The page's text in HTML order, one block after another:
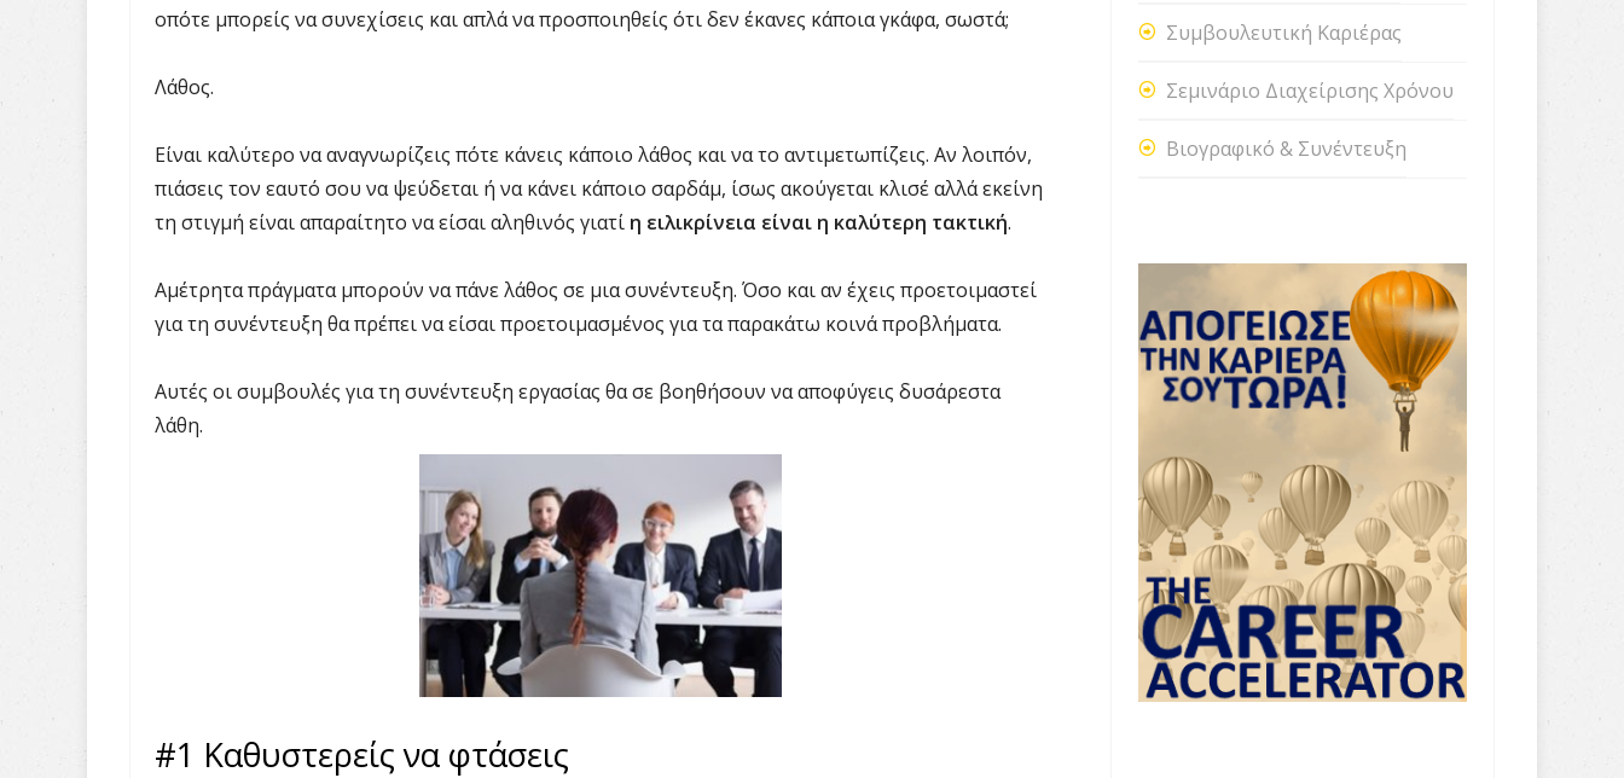
οπότε μπορείς να συνεχίσεις και απλά να προσποιηθείς ότι δεν έκανες κάποια γκάφα, σωστά;
Λάθος.
Είναι καλύτερο να αναγνωρίζεις πότε κάνεις κάποιο λάθος και να το αντιμετωπίζεις. Αν λοιπόν,
πιάσεις τον εαυτό σου να ψεύδεται ή να κάνει κάποιο σαρδάμ, ίσως ακούγεται κλισέ αλλά εκείνη
τη στιγμή είναι απαραίτητο να είσαι αληθινός γιατί η ειλικρίνεια είναι η καλύτερη τακτική.
Αμέτρητα πράγματα μπορούν να πάνε λάθος σε μια συνέντευξη. Όσο και αν έχεις προετοιμαστεί
για τη συνέντευξη θα πρέπει να είσαι προετοιμασμένος για τα παρακάτω κοινά προβλήματα.
Αυτές οι συμβουλές για τη συνέντευξη εργασίας θα σε βοηθήσουν να αποφύγεις δυσάρεστα
λάθη.
#1 Καθυστερείς να φτάσεις
Συμβουλευτική Καριέρας
Σεμινάριο Διαχείρισης Χρόνου
Βιογραφικό & Συνέντευξη